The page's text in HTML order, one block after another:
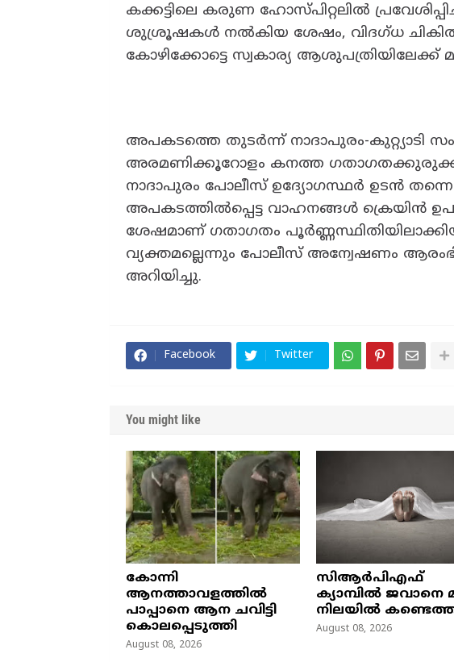
കക്കട്ടിലെ കരുണ ഹോസ്പിറ്റലിൽ
ശുശ്രൂഷകൾ നൽകിയ ശേഷം, വിദഗ്ധ
കോഴിക്കോട്ടെ സ്വകാര്യ ആശുപത്രിയിലേക്ക്
അപകടത്തെ തുടർന്ന് നാദാപുരം-കുറ്റ്യാടി
അരമണിക്കൂറോളം കനത്ത ഗതാഗതക്കുരുക്ക്
നാദാപുരം പോലീസ് ഉദ്യോഗസ്ഥർ ഉടൻ
അപകടത്തിൽപ്പെട്ട വാഹനങ്ങൾ ക്രെയിൻ
ശേഷമാണ് ഗതാഗതം
വ്യക്തമല്ലെന്നും പോലീസ് അന്വേഷണം
അറിയിച്ചു.
Facebook Twitter
You might like
കോന്നി
ആനത്താവളത്തിൽ
പാപ്പാനെ ആന ചവിട്ടി
കൊലപ്പെടുത്തി
August 08, 2026
സിആർപിഎഫ്
ക്യാമ്പിൽ ജവാനെ
നിലയിൽ
August 08, 2026